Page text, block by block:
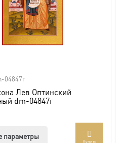
04847г
Лев Оптинский
dm-04847г
параметры
Купить